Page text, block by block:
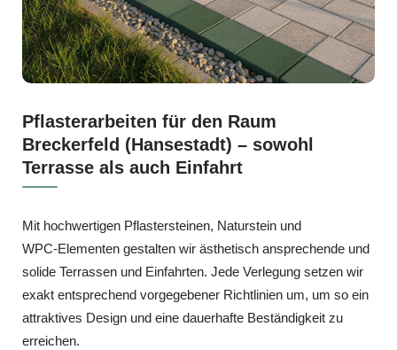
Pflasterarbeiten für den Raum
Breckerfeld (Hansestadt) – sowohl
Terrasse als auch Einfahrt
Mit hochwertigen Pflastersteinen, Naturstein und
WPC‑Elementen gestalten wir ästhetisch ansprechende und
solide Terrassen und Einfahrten. Jede Verlegung setzen wir
exakt entsprechend vorgegebener Richtlinien um, um so ein
attraktives Design und eine dauerhafte Beständigkeit zu
erreichen.